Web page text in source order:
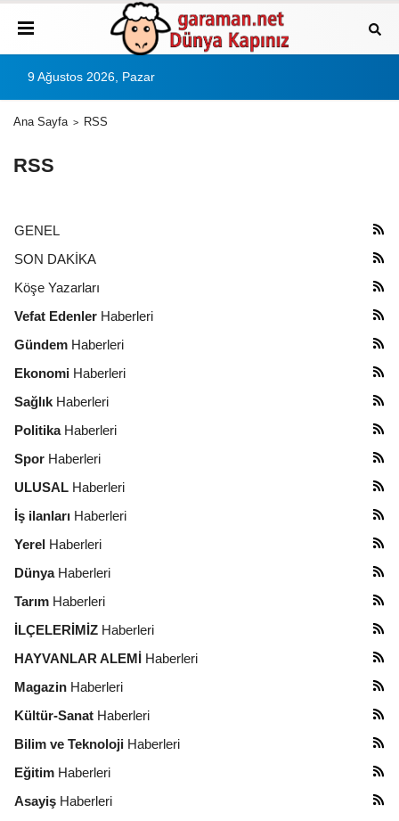
9 Ağustos 2026, Pazar
Ana Sayfa RSS
RSS
GENEL
SON DAKİKA
Köşe Yazarları
Vefat Edenler Haberleri
Gündem Haberleri
Ekonomi Haberleri
Sağlık Haberleri
PolitikaHaberleri
Spor Haberleri
ULUSAL Haberleri
İş ilanları Haberleri
Yerel Haberleri
DünyaHaberleri
Tarım Haberleri
İLÇELERİMİZ Haberleri
HAYVANLAR ALEMİ Haberleri
Magazin Haberleri
Kültür-Sanat Haberleri
Bilim ve Teknoloji Haberleri
Eğitim Haberleri
Asayiş Haberleri